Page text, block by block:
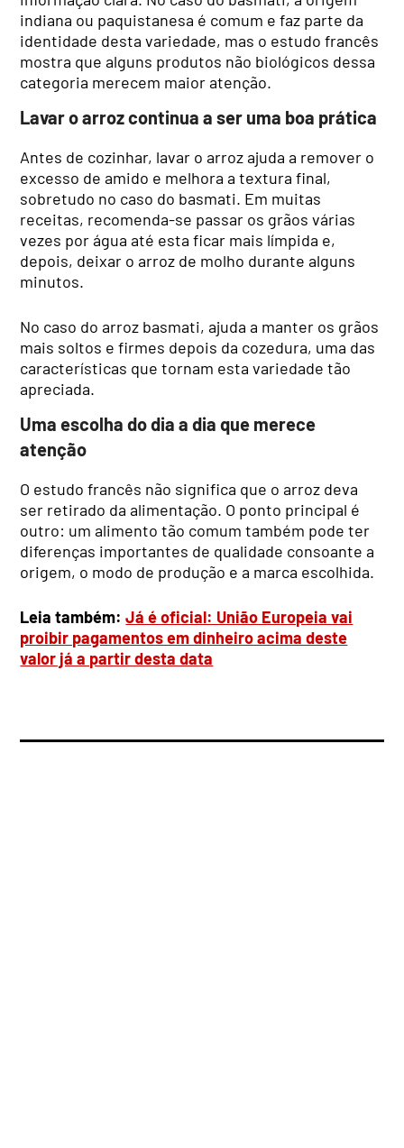
indiana ou paquistanesa é comum e faz parte da
identidade desta variedade, mas o estudo francês
mostra que alguns produtos não biológicos dessa
categoria merecem maior atenção.
Lavar o arroz continua a ser uma boa prática
Antes de cozinhar, lavar o arroz ajuda a remover o
excesso de amido e melhora a textura final,
sobretudo no caso do basmati. Em muitas
receitas, recomenda-se passar os grãos várias
vezes por água até esta ficar mais límpida e,
depois, deixar o arroz de molho durante alguns
minutos.
No caso do arroz basmati, ajuda a manter os grãos
mais soltos e firmes depois da cozedura, uma das
características que tornam esta variedade tão
apreciada.
Uma escolha do dia a dia que merece
atenção
O estudo francês não significa que o arroz deva
ser retirado da alimentação. O ponto principal é
outro: um alimento tão comum também pode ter
diferenças importantes de qualidade consoante a
origem, o modo de produção e a marca escolhida.
Leia também:Já é oficial: União Europeia vai
proibir pagamentos em dinheiro acima deste
valor já a partir desta data